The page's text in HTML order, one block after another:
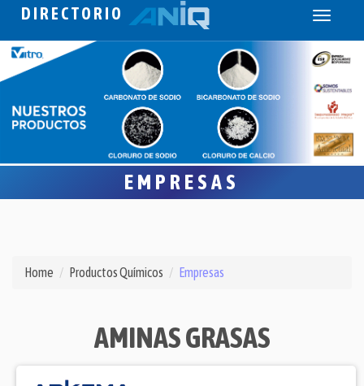
DIRECTORIO
Toggle
EMPRESAS
Home Productos Químicos Empresas
AMINAS GRASAS